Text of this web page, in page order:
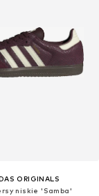
ORIGINALS
niskie 'Samba'